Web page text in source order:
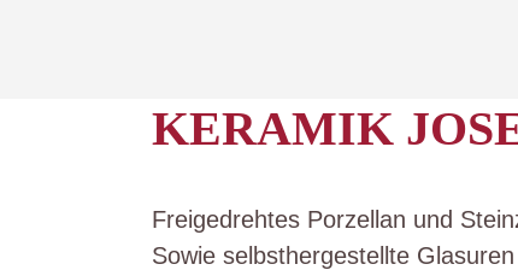
KERAMIK
Freigedrehtes Porzellan und
Sowie selbsthergestellte